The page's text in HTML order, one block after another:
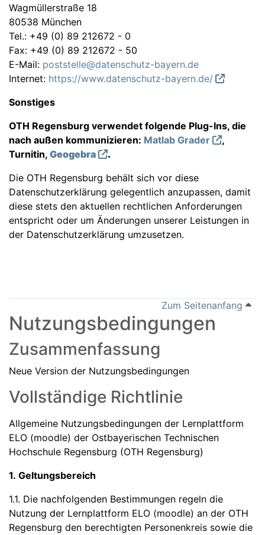
Wagmüllerstraße 18
80538 München
Tel.: +49 (0) 89 212672 - 0
Fax: +49 (0) 89 212672 - 50
E-Mail: poststelle@datenschutz-bayern.de
Internet: https://www.datenschutz-bayern.de/
Sonstiges
OTH Regensburg verwendet folgende Plug-Ins, die
nach außen kommunizieren: Matlab Grader
,
Turnitin, Geogebra
.
Die OTH Regensburg behält sich vor diese
Datenschutzerklärung gelegentlich anzupassen, damit
diese stets den aktuellen rechtlichen Anforderungen
entspricht oder um Änderungen unserer Leistungen in
der Datenschutzerklärung umzusetzen.
Zum Seitenanfang
Nutzungsbedingungen
Zusammenfassung
Neue Version der Nutzungsbedingungen
Vollständige Richtlinie
Allgemeine Nutzungsbedingungen der Lernplattform
ELO (moodle) der Ostbayerischen Technischen
Hochschule Regensburg (OTH Regensburg)
1. Geltungsbereich
1.1. Die nachfolgenden Bestimmungen regeln die
Nutzung der Lernplattform ELO (moodle) an der OTH
Regensburg den berechtigten Personenkreis sowie die